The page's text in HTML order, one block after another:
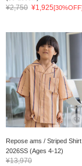
¥2,750 ¥1,925
Repose ams / Striped Shirt
2026SS (Ages 4-12)
¥13,970